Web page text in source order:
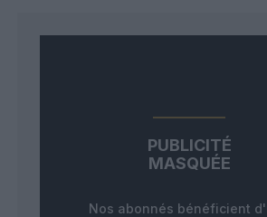
PUBLICITÉ
MASQUÉE
Nos abonnés bénéficient